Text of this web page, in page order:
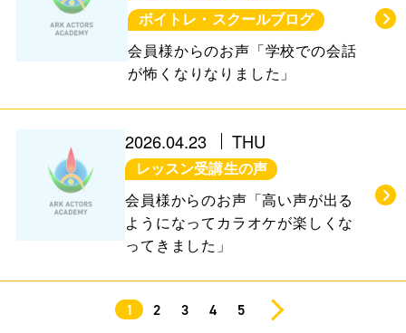
ボイトレ・スクールブログ
会員様からのお声「学校での会話
が怖くなりなりました」
2026.04.23 THU
レッスン受講生の声
会員様からのお声「高い声が出る
ようになってカラオケが楽しくな
ってきました」
1 2 3 4 5